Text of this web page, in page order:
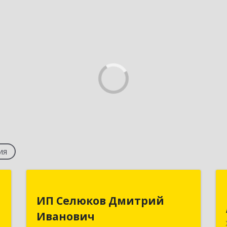
ИП Селюков Дмитрий
Иванович
Иванович